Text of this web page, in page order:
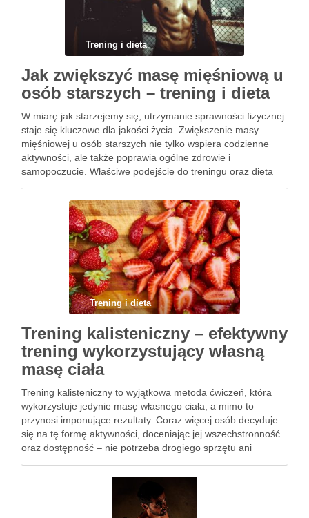
Trening i dieta
Jak zwiększyć masę mięśniową u
osób starszych – trening i dieta
W miarę jak starzejemy się, utrzymanie sprawności fizycznej
staje się kluczowe dla jakości życia. Zwiększenie masy
mięśniowej u osób starszych nie tylko wspiera codzienne
aktywności, ale także poprawia ogólne zdrowie i
samopoczucie. Właściwe podejście do treningu oraz dieta
naszą siłę i mobilność. …
Trening i dieta
Trening kalisteniczny – efektywny
trening wykorzystujący własną
masę ciała
Trening kalisteniczny to wyjątkowa metoda ćwiczeń, która
wykorzystuje jedynie masę własnego ciała, a mimo to
przynosi imponujące rezultaty. Coraz więcej osób decyduje
się na tę formę aktywności, doceniając jej wszechstronność
oraz dostępność – nie potrzeba drogiego sprzętu ani
wytrzymałość, ale również poprawia …